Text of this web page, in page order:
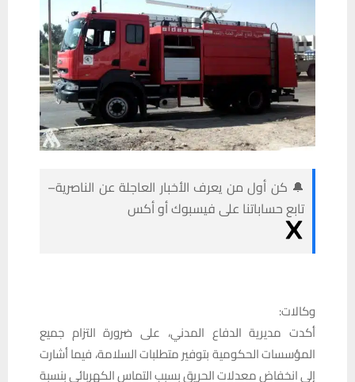
🔔 كن أول من يعرف الأخبار العاجلة عن الناصرية–
تابع حساباتنا على فيسبوك أو أكس
وكالات:
أكدت مديرية الدفاع المدني، على ضرورة التزام جميع
المؤسسات الحكومية بتوفير متطلبات السلامة، فيما أشارت
إلى انخفاض معدلات الحريق بسبب التماس الكهربائي بنسبة